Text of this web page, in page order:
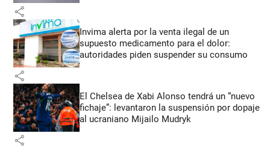
share
Invima alerta por la venta ilegal de un
supuesto medicamento para el dolor:
autoridades piden suspender su consumo
share
El Chelsea de Xabi Alonso tendrá un “nuevo
fichaje”: levantaron la suspensión por dopaje
al ucraniano Mijailo Mudryk
share